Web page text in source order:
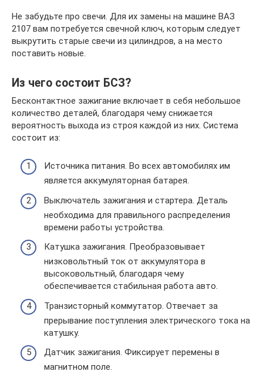
Не забудьте про свечи. Для их замены на машине ВАЗ
2107 вам потребуется свечной ключ, которым следует
выкрутить старые свечи из цилиндров, а на место
поставить новые.
Из чего состоит БСЗ?
Бесконтактное зажигание включает в себя небольшое
количество деталей, благодаря чему снижается
вероятность выхода из строя каждой из них. Система
состоит из:
Источника питания. Во всех автомобилях им
является аккумуляторная батарея.
Выключатель зажигания и стартера. Деталь
необходима для правильного распределения
времени работы устройства.
Катушка зажигания. Преобразовывает
низковольтный ток от аккумулятора в
высоковольтный, благодаря чему
обеспечивается стабильная работа авто.
Транзисторный коммутатор. Отвечает за
прерывание поступления электрического тока на
катушку.
Датчик зажигания. Фиксирует перемены в
магнитном поле.